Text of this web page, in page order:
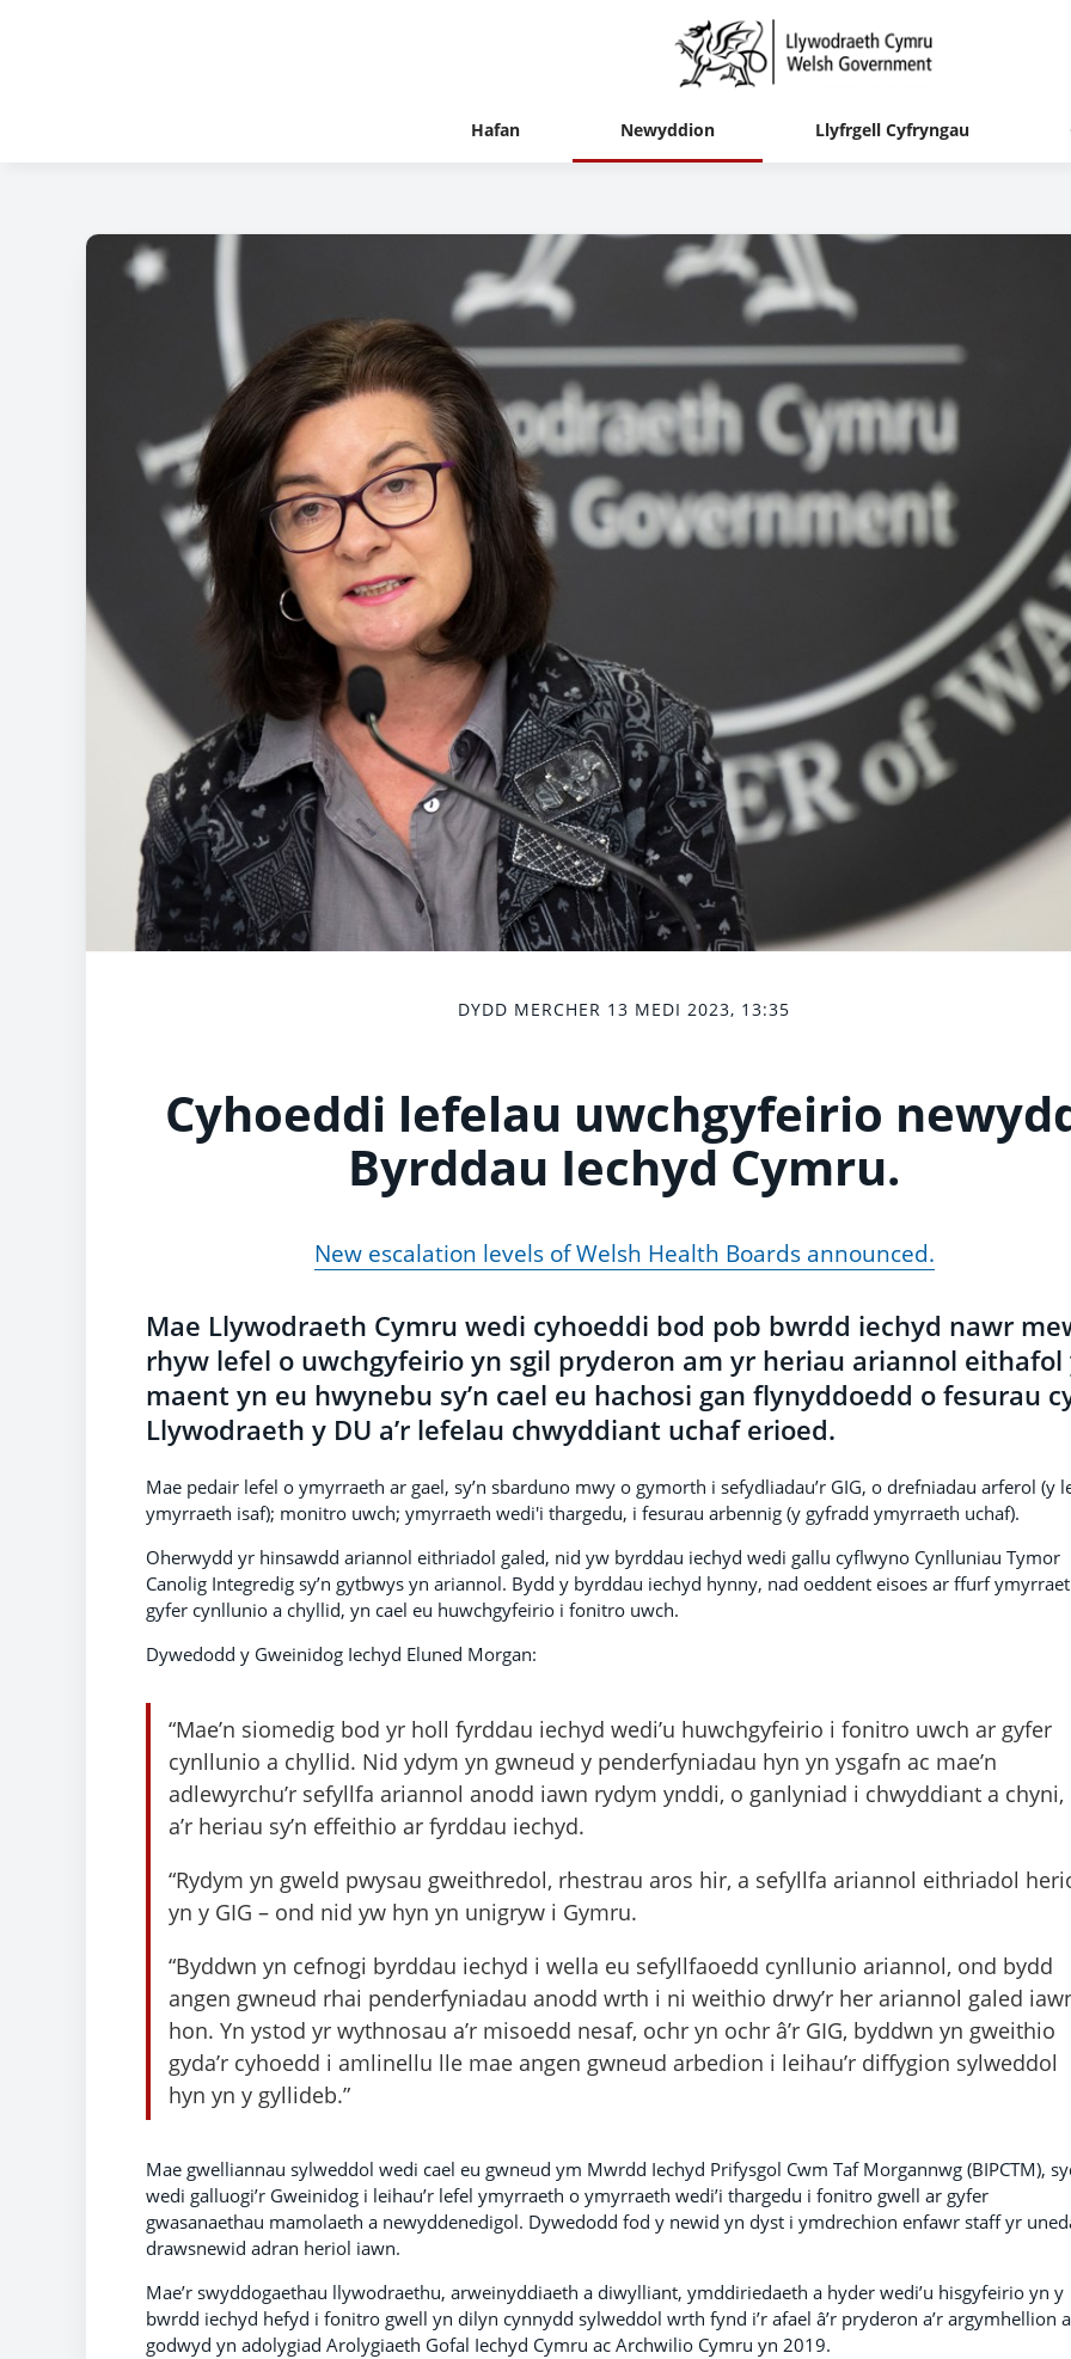
Hafan Newyddion Llyfrgell Cyfryngau
DYDD MERCHER 13 MEDI 2023, 13:35
Cyhoeddi lefelau uwchgyfeirio
Byrddau Iechyd Cymru.
New escalation levels of Welsh Health Boards announced.
Mae Llywodraeth Cymru wedi cyhoeddi bod pob bwrdd iechyd nawr
rhyw lefel o uwchgyfeirio yn sgil pryderon am yr heriau ariannol eithafol
maent yn eu hwynebu sy’n cael eu hachosi gan flynyddoedd o fesurau
Llywodraeth y DU a’r lefelau chwyddiant uchaf erioed.
Mae pedair lefel o ymyrraeth ar gael, sy’n sbarduno mwy o gymorth i sefydliadau’r GIG, o drefniadau arferol (y
ymyrraeth isaf); monitro uwch; ymyrraeth wedi'i thargedu, i fesurau arbennig (y gyfradd ymyrraeth uchaf).
Oherwydd yr hinsawdd ariannol eithriadol galed, nid yw byrddau iechyd wedi gallu cyflwyno Cynlluniau Tymor
Canolig Integredig sy’n gytbwys yn ariannol. Bydd y byrddau iechyd hynny, nad oeddent eisoes ar ffurf
gyfer cynllunio a chyllid, yn cael eu huwchgyfeirio i fonitro uwch.
Dywedodd y Gweinidog Iechyd Eluned Morgan:
“Mae’n siomedig bod yr holl fyrddau iechyd wedi’u huwchgyfeirio i fonitro uwch ar gyfer
cynllunio a chyllid. Nid ydym yn gwneud y penderfyniadau hyn yn ysgafn ac mae’n
adlewyrchu’r sefyllfa ariannol anodd iawn rydym ynddi, o ganlyniad i chwyddiant a chyni,
a’r heriau sy’n effeithio ar fyrddau iechyd.
“Rydym yn gweld pwysau gweithredol, rhestrau aros hir, a sefyllfa ariannol eithriadol
yn y GIG – ond nid yw hyn yn unigryw i Gymru.
“Byddwn yn cefnogi byrddau iechyd i wella eu sefyllfaoedd cynllunio ariannol, ond bydd
angen gwneud rhai penderfyniadau anodd wrth i ni weithio drwy’r her ariannol galed
hon. Yn ystod yr wythnosau a’r misoedd nesaf, ochr yn ochr â’r GIG, byddwn yn gweithio
gyda’r cyhoedd i amlinellu lle mae angen gwneud arbedion i leihau’r diffygion sylweddol
hyn yn y gyllideb.”
Mae gwelliannau sylweddol wedi cael eu gwneud ym Mwrdd Iechyd Prifysgol Cwm Taf Morgannwg (BIPCTM),
wedi galluogi’r Gweinidog i leihau’r lefel ymyrraeth o ymyrraeth wedi’i thargedu i fonitro gwell ar gyfer
gwasanaethau mamolaeth a newyddenedigol. Dywedodd fod y newid yn dyst i ymdrechion enfawr staff yr
drawsnewid adran heriol iawn.
Mae’r swyddogaethau llywodraethu, arweinyddiaeth a diwylliant, ymddiriedaeth a hyder wedi’u hisgyfeirio yn y
bwrdd iechyd hefyd i fonitro gwell yn dilyn cynnydd sylweddol wrth fynd i’r afael â’r pryderon a’r argymhellion a
godwyd yn adolygiad Arolygiaeth Gofal Iechyd Cymru ac Archwilio Cymru yn 2019.